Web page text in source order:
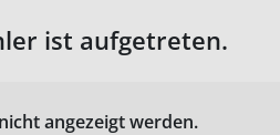
ist aufgetreten.
angezeigt werden.